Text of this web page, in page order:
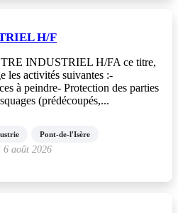
H/F
INDUSTRIEL H/FA ce titre,
les activités suivantes :-
à peindre- Protection des parties
(prédécoupés,...
Pont-de-l'Isère
6 août 2026